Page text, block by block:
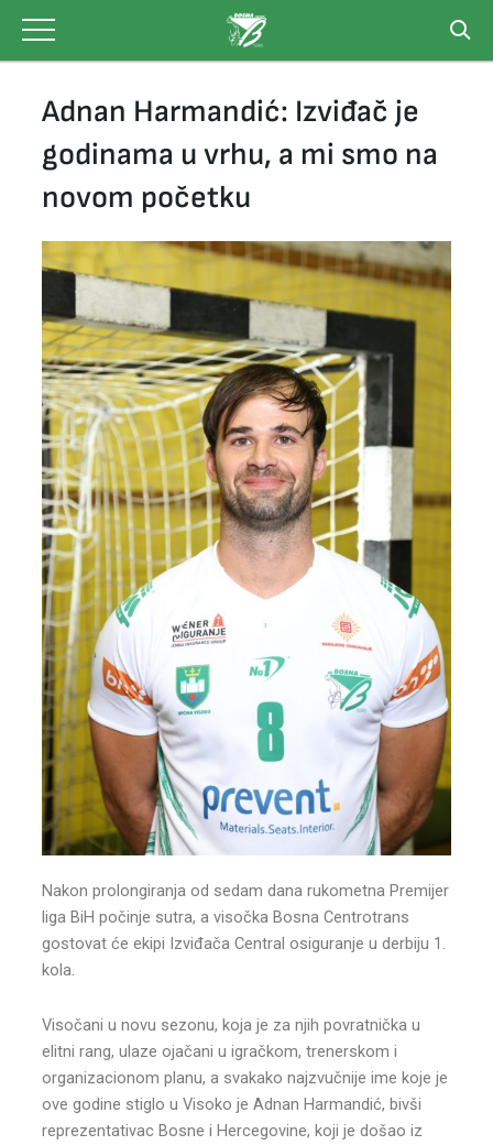
content
Adnan Harmandić: Izviđač je
godinama u vrhu, a mi smo na
novom početku
Nakon prolongiranja od sedam dana rukometna Premijer
liga BiH počinje sutra, a visočka Bosna Centrotrans
gostovat će ekipi Izviđača Central osiguranje u derbiju 1.
kola.
Visočani u novu sezonu, koja je za njih povratnička u
elitni rang, ulaze ojačani u igračkom, trenerskom i
organizacionom planu, a svakako najzvučnije ime koje je
ove godine stiglo u Visoko je Adnan Harmandić, bivši
reprezentativac Bosne i Hercegovine, koji je došao iz